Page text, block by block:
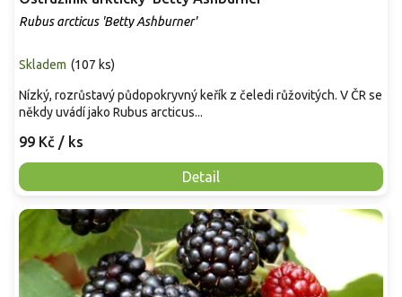
Rubus arcticus 'Betty Ashburner'
Skladem (107 ks)
99 Kč / ks
Detail
Nízký, rozrůstavý půdopokryvný keřík z čeledi růžovitých. V ČR se
někdy uvádí jako Rubus arcticus...